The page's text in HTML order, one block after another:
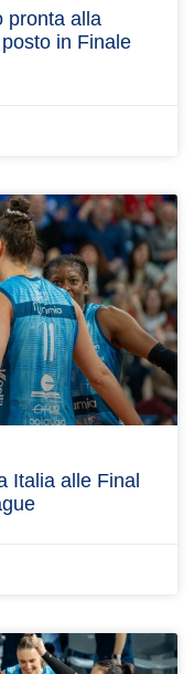
pronta alla
in Finale
Italia alle Final